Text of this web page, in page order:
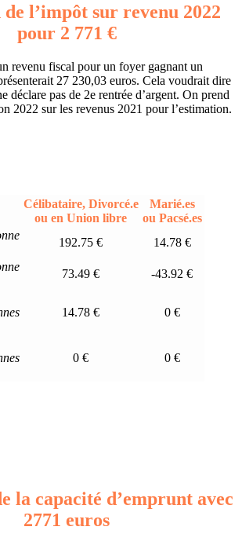
l’impôt sur revenu 2022
pour 2 771 €
revenu fiscal pour un foyer gagnant un
27 230,03 euros. Cela voudrait dire
déclare pas de 2e rentrée d’argent. On prend
2022 sur les revenus 2021 pour l’estimation.
Célibataire, Divorcé.e
ou en Union libre
Marié.es
ou Pacsé.es
192.75 €
14.78 €
73.49 €
-43.92 €
14.78 € 0 €
0 € 0 €
la capacité d’emprunt avec
2771 euros